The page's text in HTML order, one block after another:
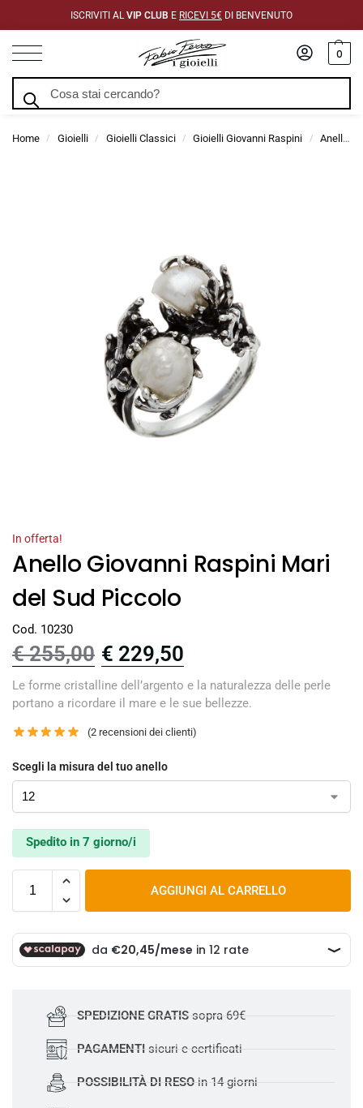
ISCRIVITI AL VIP CLUB E RICEVI 5€ DI BENVENUTO
0
Home / Gioielli / Gioielli Classici / Gioielli Giovanni Raspini / Anelli Giovanni Raspini
In offerta!
Anello Giovanni Raspini Mari
del Sud Piccolo
Cod. 10230
€255,00 € 229,50
Le forme cristalline dell’argento e la naturalezza delle perle
portano a ricordare il mare e le sue bellezze.
(2 recensioni dei clienti)
Scegli la misura del tuo anello
Spedito in 7 giorno/i
AGGIUNGI AL CARRELLO
SPEDIZIONE GRATISsopra 69€
PAGAMENTI sicuri e certificati
POSSIBILITÀ DI RESO in 14 giorni